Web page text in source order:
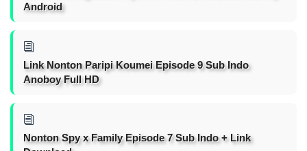
Android
Link Nonton Paripi Koumei Episode 9 Sub Indo
Anoboy Full HD
Nonton Spy x Family Episode 7 Sub Indo + Link